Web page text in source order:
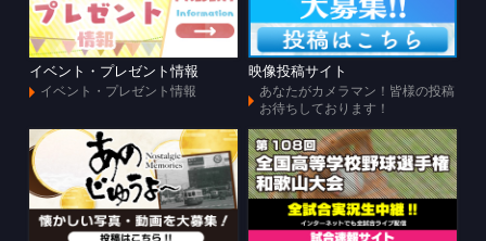
イベント・プレゼント情報
イベント・プレゼント情報
映像投稿サイト
あなたがカメラマン！皆様の投稿
お待ちしております！